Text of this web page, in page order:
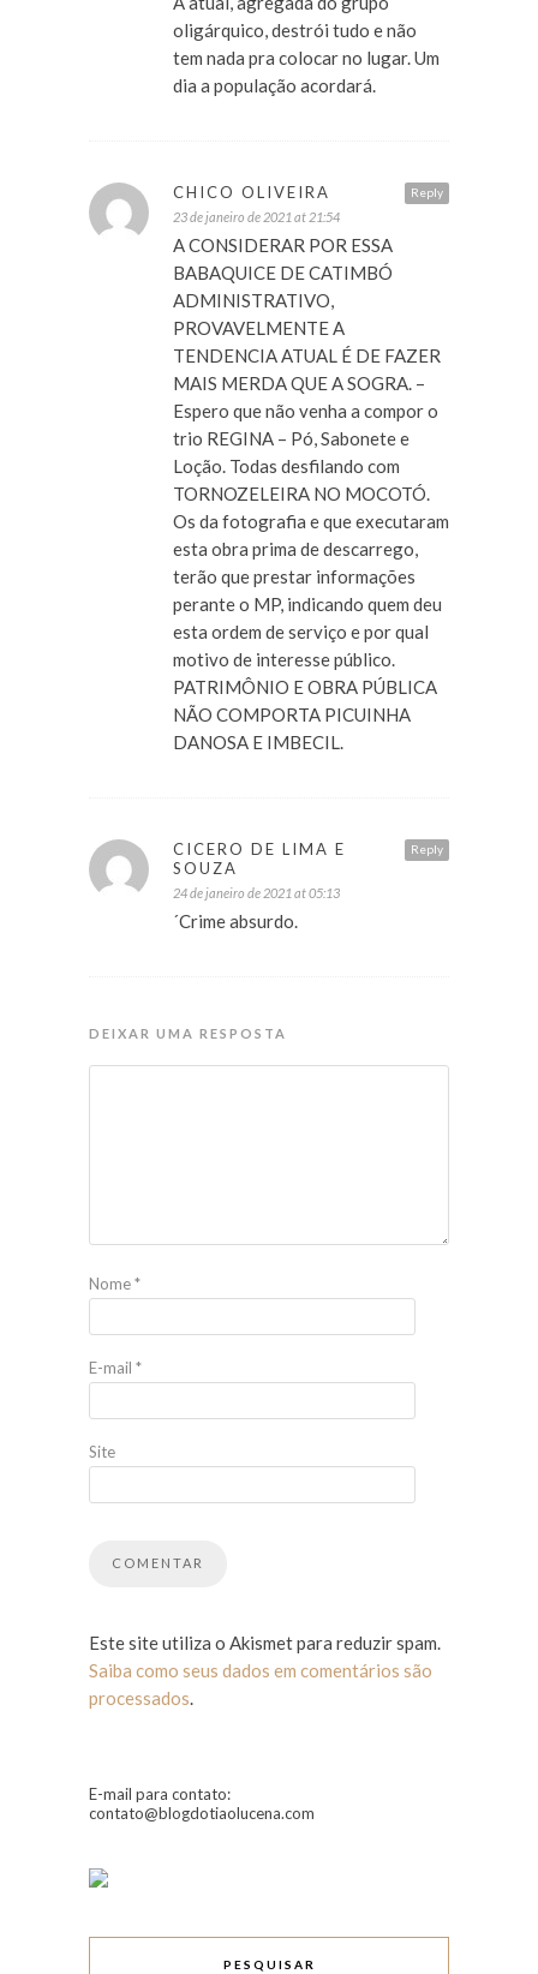
oligárquico, destrói tudo e não
tem nada pra colocar no lugar. Um
dia a população acordará.
Reply
CHICO OLIVEIRA
23 de janeiro de 2021 at 21:54
A CONSIDERAR POR ESSA
BABAQUICE DE CATIMBÓ
ADMINISTRATIVO,
PROVAVELMENTE A
TENDENCIA ATUAL É DE FAZER
MAIS MERDA QUE A SOGRA. –
Espero que não venha a compor o
trio REGINA – Pó, Sabonete e
Loção. Todas desfilando com
TORNOZELEIRA NO MOCOTÓ.
Os da fotografia e que executaram
esta obra prima de descarrego,
terão que prestar informações
perante o MP, indicando quem deu
esta ordem de serviço e por qual
motivo de interesse público.
PATRIMÔNIO E OBRA PÚBLICA
NÃO COMPORTA PICUINHA
DANOSA E IMBECIL.
Reply
CICERO DE LIMA E
SOUZA
24 de janeiro de 2021 at 05:13
´Crime absurdo.
DEIXAR UMA RESPOSTA
Nome*
E-mail *
Site
Este site utiliza o Akismet para reduzir spam.
Saiba como seus dados em comentários são
processados.
E-mail para contato:
contato@blogdotiaolucena.com
PESQUISAR